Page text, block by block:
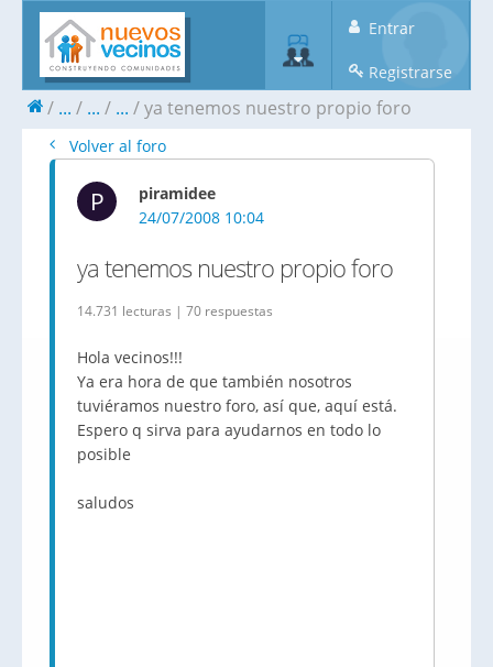
Entrar
Registrarse
... ... ... ya tenemos nuestro propio foro
Volver al foro
P
piramidee
24/07/2008 10:04
ya tenemos nuestro propio foro
14.731 lecturas | 70 respuestas
Hola vecinos!!!
Ya era hora de que también nosotros
tuviéramos nuestro foro, así que, aquí está.
Espero q sirva para ayudarnos en todo lo
posible
saludos